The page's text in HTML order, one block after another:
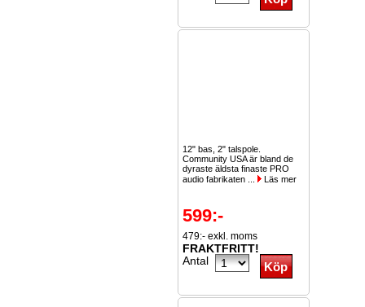
12" bas, 2" talspole.
Community USA är bland de
dyraste äldsta finaste PRO
audio fabrikaten ...
Läs mer
599:-
479:- exkl. moms
FRAKTFRITT!
Antal